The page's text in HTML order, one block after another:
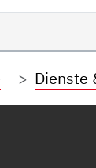
Dienste